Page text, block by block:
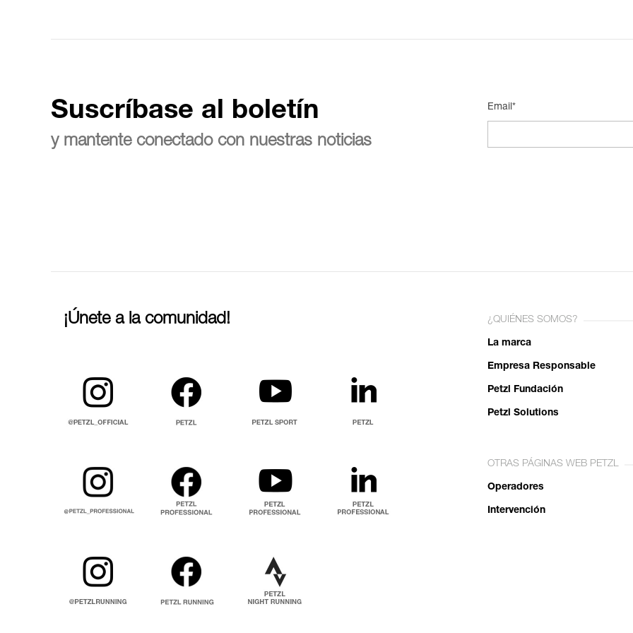
Suscríbase al boletín
y mantente conectado con nuestras noticias
Email*
¡Únete a la comunidad! ¿QUIÉNES SOMOS?
La marca
Empresa Responsable
Petzl Fundación
Petzl Solutions
OTRAS PÁGINAS WEB PETZL
Operadores
Intervención